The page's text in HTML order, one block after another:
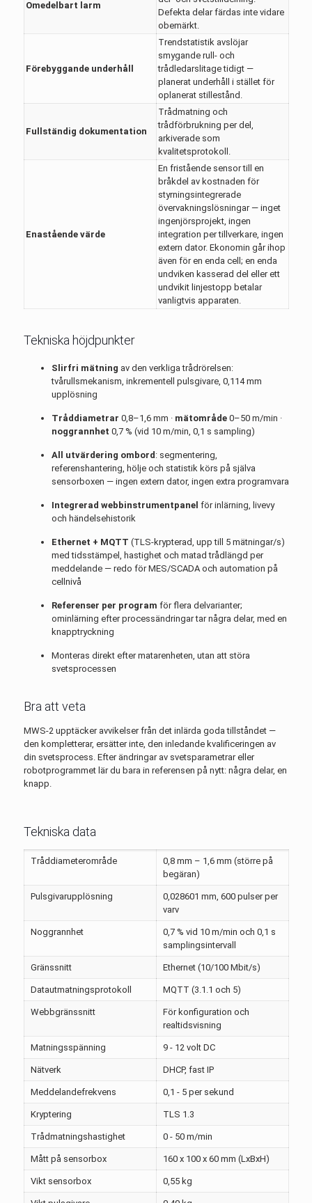
Omedelbart larm
Defekta delar färdas inte vidare
obemärkt.
Förebyggande underhåll
Trendstatistik avslöjar
smygande rull- och
trådledarslitage tidigt —
planerat underhåll i stället för
oplanerat stillestånd.
Fullständig dokumentation
Trådmatning och
trådförbrukning per del,
arkiverade som
kvalitetsprotokoll.
Enastående värde
En fristående sensor till en
bråkdel av kostnaden för
styrningsintegrerade
övervakningslösningar — inget
ingenjörsprojekt, ingen
integration per tillverkare, ingen
extern dator. Ekonomin går ihop
även för en enda cell; en enda
undviken kasserad del eller ett
undvikit linjestopp betalar
vanligtvis apparaten.
Tekniska höjdpunkter
Slirfri mätning av den verkliga trådrörelsen:
tvårullsmekanism, inkrementell pulsgivare, 0,114 mm
upplösning
Tråddiametrar 0,8–1,6 mm · mätområde0–50 m/min ·
noggrannhet 0,7 % (vid 10 m/min, 0,1 s sampling)
All utvärdering ombord : segmentering,
referenshantering, hölje och statistik körs på själva
sensorboxen — ingen extern dator, ingen extra programvara
Integrerad webbinstrumentpanel för inlärning, livevy
och händelsehistorik
Ethernet + MQTT (TLS-krypterad, upp till 5 mätningar/s)
med tidsstämpel, hastighet och matad trådlängd per
meddelande — redo för MES/SCADA och automation på
cellnivå
Referenser per program för flera delvarianter;
ominlärning efter processändringar tar några delar, med en
knapptryckning
Monteras direkt efter matarenheten, utan att störa
svetsprocessen
Bra att veta
MWS-2 upptäcker avvikelser från det inlärda goda tillståndet —
den kompletterar, ersätter inte, den inledande kvalificeringen av
din svetsprocess. Efter ändringar av svetsparametrar eller
robotprogrammet lär du bara in referensen på nytt: några delar, en
knapp.
Tekniska data
Tråddiameterområde
0,8 mm – 1,6 mm (större på
begäran)
Pulsgivarupplösning
0,028601 mm, 600 pulser per
varv
Noggrannhet
0,7 % vid 10 m/min och 0,1 s
samplingsintervall
Gränssnitt Ethernet (10/100 Mbit/s)
Datautmatningsprotokoll MQTT (3.1.1 och 5)
Webbgränssnitt
För konfiguration och
realtidsvisning
Matningsspänning 9 - 12 volt DC
Nätverk DHCP, fast IP
Meddelandefrekvens 0,1 - 5 per sekund
Kryptering TLS 1.3
Trådmatningshastighet 0 - 50 m/min
Mått på sensorbox 160 x 100 x 60 mm (LxBxH)
Vikt sensorbox 0,55 kg